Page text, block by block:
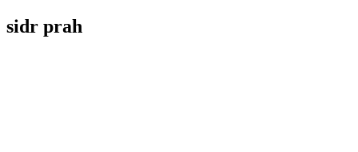
sidr prah